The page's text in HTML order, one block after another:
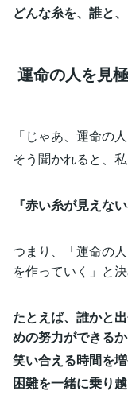
どんな糸を、誰と
運命の人を見
「じゃあ、運命の
そう聞かれると、
『赤い糸が見えな
つまり、「運命の
を作っていく」と決
たとえば、誰かと
めの努力ができるか
笑い合える時間を増
困難を一緒に乗り越